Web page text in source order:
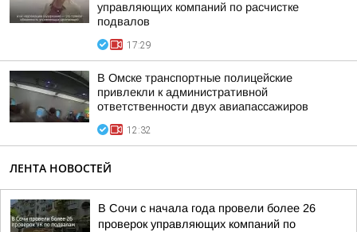
управляющих компаний по расчистке
подвалов
17:29
В Омске транспортные полицейские
привлекли к административной
ответственности двух авиапассажиров
12:32
ЛЕНТА НОВОСТЕЙ
В Сочи с начала года провели более 26
проверок управляющих компаний по